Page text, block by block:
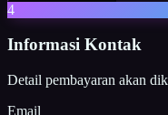
4
Informasi Kontak
Detail pembayaran akan
Email